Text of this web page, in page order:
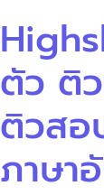
ตัว ติ
ติวสอ
ภาษ